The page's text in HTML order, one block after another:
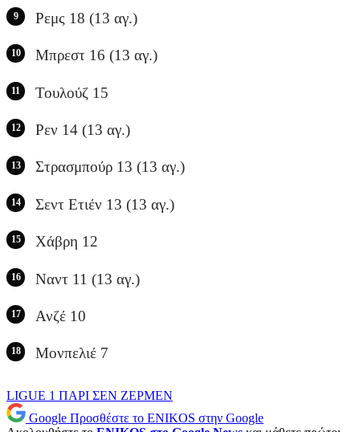
Ρεμς 18 (13 αγ.)
Μπρεστ 16 (13 αγ.)
Τουλούζ 15
Ρεν 14 (13 αγ.)
Στρασμπούρ 13 (13 αγ.)
Σεντ Ετιέν 13 (13 αγ.)
Χάβρη 12
Ναντ 11 (13 αγ.)
Ανζέ 10
Μονπελιέ 7
LIGUE 1 ΠΑΡΙ ΣΕΝ ΖΕΡΜΕΝ
Google Προσθέστε το ENIKOS στην Google